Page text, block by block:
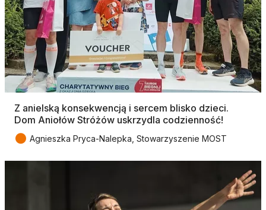
Z anielską konsekwencją i sercem blisko dzieci.
Dom Aniołów Stróżów uskrzydla codzienność!
● Agnieszka Pryca-Nalepka, Stowarzyszenie MOST